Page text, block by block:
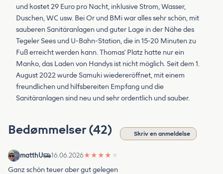
und kostet 29 Euro pro Nacht, inklusive Strom, Wasser,
Duschen, WC usw. Bei Or und BMi war alles sehr schön, mit
sauberen Sanitäranlagen und guter Lage in der Nähe des
Tegeler Sees und U-Bahn-Station, die in 15-20 Minuten zu
Fuß erreicht werden kann. Thomas' Platz hatte nur ein
Manko, das Laden von Handys ist nicht möglich. Seit dem 1.
August 2022 wurde Samuki wiedereröffnet, mit einem
freundlichen und hilfsbereiten Empfang und die
Sanitäranlagen sind neu und sehr ordentlich und sauber.
Bedømmelser (42) Skriv en anmeldelse
matthU 16.06.2026★ ★ ★ ★ ★
Ganz schön teuer aber gut gelegen